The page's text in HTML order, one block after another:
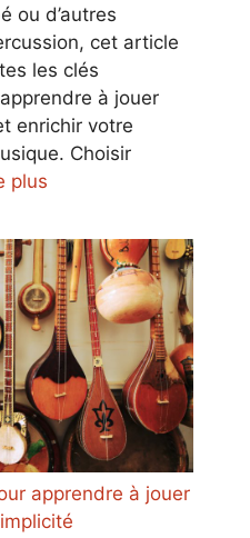
ou d’autres
cet article
les clés
à jouer
enrichir votre
Choisir
plus
apprendre à jouer